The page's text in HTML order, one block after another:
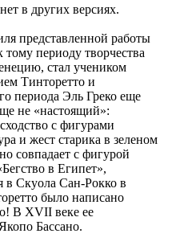
в других версиях.
представленной работы
тому периоду творчества
стал учеником
Тинторетто и
периода Эль Греко еще
не «настоящий»:
с фигурами
и жест старика в зеленом
совпадает с фигурой
в Египет»,
в Скуола Сан-Рокко в
было написано
В XVII веке ее
Бассано.